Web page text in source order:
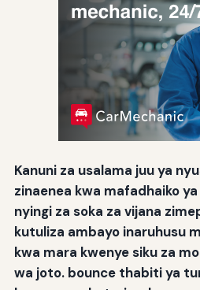
Kanuni za usalama juu ya
zinaenea kwa mafadhaiko
nyingi za soka za vijana
kutuliza ambayo inaruhusu
kwa mara kwenye siku za
wa joto. bounce thabiti ya